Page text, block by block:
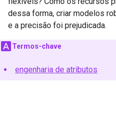
dessa forma, criar modelos
e a precisão foi prejudicada.
Termos-chave
engenharia de atributos